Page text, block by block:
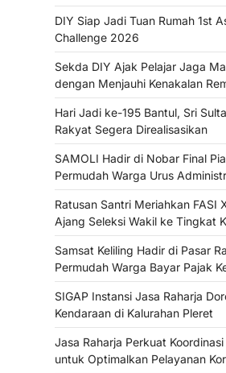
DIY Siap Jadi Tuan Rumah 1st
Challenge 2026
Sekda DIY Ajak Pelajar Jaga
dengan Menjauhi Kenakalan
Hari Jadi ke-195 Bantul, Sri
Rakyat Segera Direalisasikan
SAMOLI Hadir di Nobar Final
Permudah Warga Urus
Ratusan Santri Meriahkan FASI
Ajang Seleksi Wakil ke Tingkat
Samsat Keliling Hadir di Pasar
Permudah Warga Bayar Pajak
SIGAP Instansi Jasa Raharja
Kendaraan di Kalurahan Pleret
Jasa Raharja Perkuat
untuk Optimalkan Pelayanan